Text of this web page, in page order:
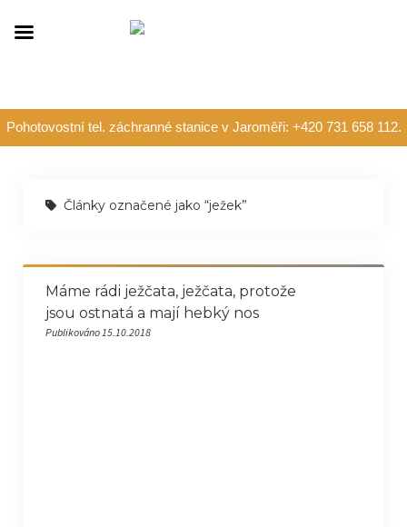
Pohotovostní tel. záchranné stanice v Jaroměři: +420 731 658 112.
Články označené jako “ježek”
Máme rádi ježčata, ježčata, protože
jsou ostnatá a mají hebký nos
Publikováno 15.10.2018